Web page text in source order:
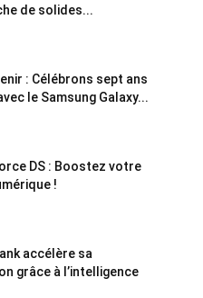
de solides...
: Célébrons sept ans
le Samsung Galaxy...
DS : Boostez votre
!
accélère sa
grâce à l’intelligence